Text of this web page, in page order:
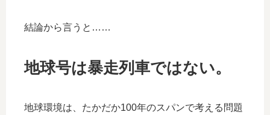
結論から言うと……
地球号は暴走列車ではない。
地球環境は、たかだか100年のスパンで考える問題